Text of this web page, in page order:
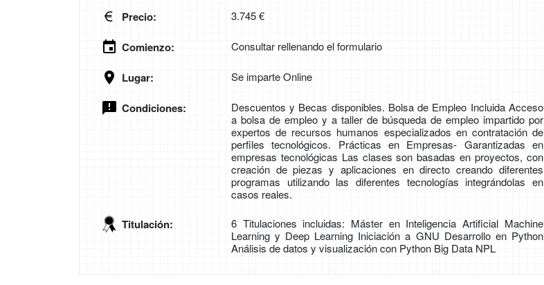
Precio: 3.745 €
Comienzo: Consultar rellenando el formulario
Lugar: Se imparte Online
Condiciones:
Descuentos y Becas disponibles. Bolsa de Empleo Incluida Acceso
a bolsa de empleo y a taller de búsqueda de empleo impartido por
expertos de recursos humanos especializados en contratación de
perfiles tecnológicos. Prácticas en Empresas- Garantizadas en
empresas tecnológicas Las clases son basadas en proyectos, con
creación de piezas y aplicaciones en directo creando diferentes
programas utilizando las diferentes tecnologías integrándolas en
casos reales.
Titulación:
6 Titulaciones incluidas: Máster en Inteligencia Artificial Machine
Learning y Deep Learning Iniciación a GNU Desarrollo en Python
Análisis de datos y visualización con Python Big Data NPL